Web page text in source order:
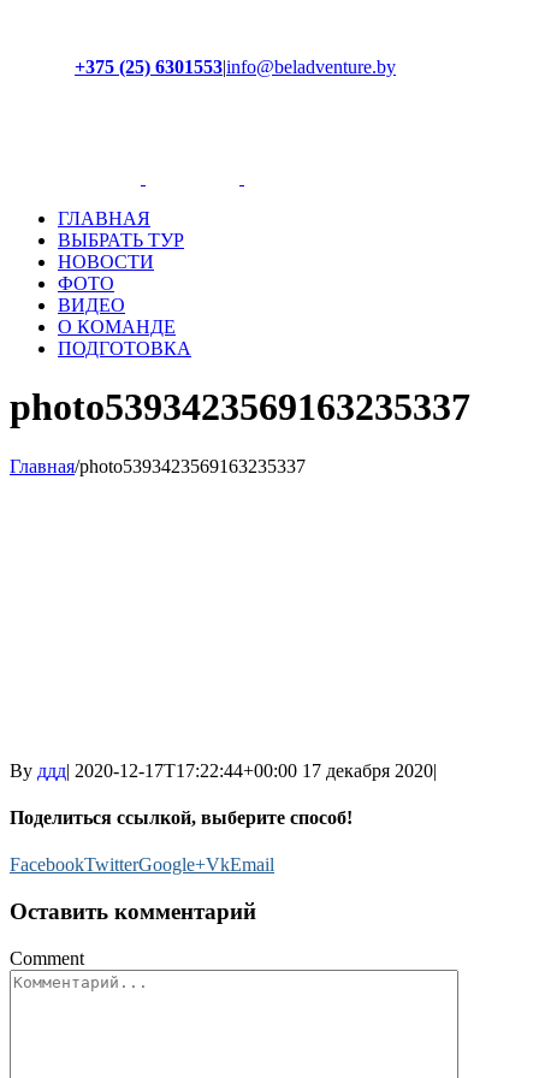
+375 (25) 6301553|info@beladventure.by
ГЛАВНАЯ
ВЫБРАТЬ ТУР
НОВОСТИ
ФОТО
ВИДЕО
О КОМАНДЕ
ПОДГОТОВКА
photo5393423569163235337
Главная/photo5393423569163235337
By ддд| 2020-12-17T17:22:44+00:00 17 декабря 2020|
Поделиться ссылкой, выберите способ!
FacebookTwitterGoogle+VkEmail
Оставить комментарий
Comment